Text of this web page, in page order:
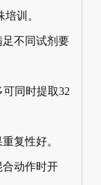
训。
不同试剂要
同时提取32
复性好。
动作时开